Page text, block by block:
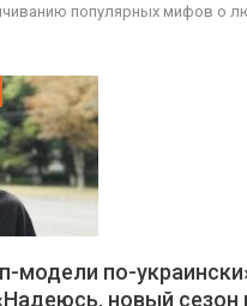
популярных мифов о
модели по-
новый сезон